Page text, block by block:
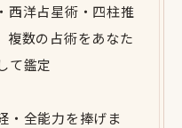
西洋占星術・四柱推
複数の占術をあなた
て鑑定
・全能力を捧げま